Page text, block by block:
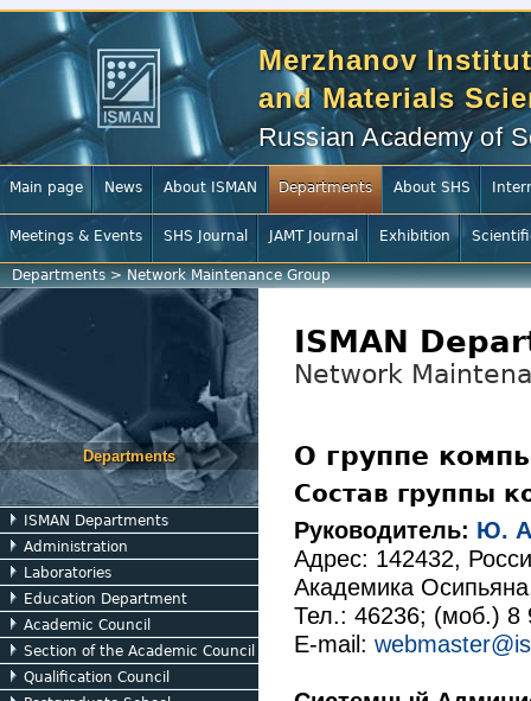
Merzhanov
and Materials
Russian Academy of
Main page News About ISMAN Departments About SHS
Meetings & Events SHS Journal JAMT Journal Exhibition
Departments>Network Maintenance Group
Departments
ISMAN Departments
Administration
Laboratories
Education Department
Academic Council
Section of the Academic Council
Qualification Council
ISMAN
Network
О группе
Состав группы
Руководитель: Ю.
Адрес: 142432,
Академика
Тел.: 46236; (моб.) 8
E-mail: